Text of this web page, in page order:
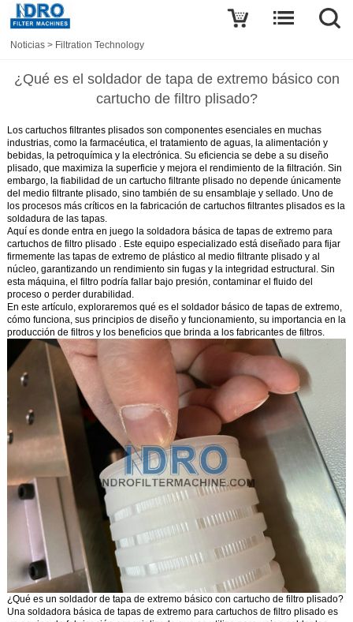
Noticias > Filtration Technology
¿Qué es el soldador de tapa de extremo básico con
cartucho de filtro plisado?
Los cartuchos filtrantes plisados son componentes esenciales en muchas
industrias, como la farmacéutica, el tratamiento de aguas, la alimentación y
bebidas, la petroquímica y la electrónica. Su eficiencia se debe a su diseño
plisado, que maximiza la superficie y mejora el rendimiento de la filtración. Sin
embargo, la fiabilidad de un cartucho filtrante plisado no depende únicamente
del medio filtrante plisado, sino también de su ensamblaje y sellado. Uno de
los procesos más críticos en la fabricación de cartuchos filtrantes plisados es la
soldadura de las tapas.
Aquí es donde entra en juego la soldadora básica de tapas de extremo para
cartuchos de filtro plisado. Este equipo especializado está diseñado para fijar
firmemente las tapas de extremo de plástico al medio filtrante plisado y al
núcleo, garantizando un rendimiento sin fugas y la integridad estructural. Sin
esta máquina, el filtro podría fallar bajo presión, contaminar el fluido del
proceso o perder durabilidad.
En este artículo, exploraremos qué es el soldador básico de tapas de extremo,
cómo funciona, sus principios de diseño y funcionamiento, su importancia en la
producción de filtros y los beneficios que brinda a los fabricantes de filtros.
¿Qué es un soldador de tapa de extremo básico con cartucho de filtro plisado?
Una soldadora básica de tapas de extremo para cartuchos de filtro plisadoes